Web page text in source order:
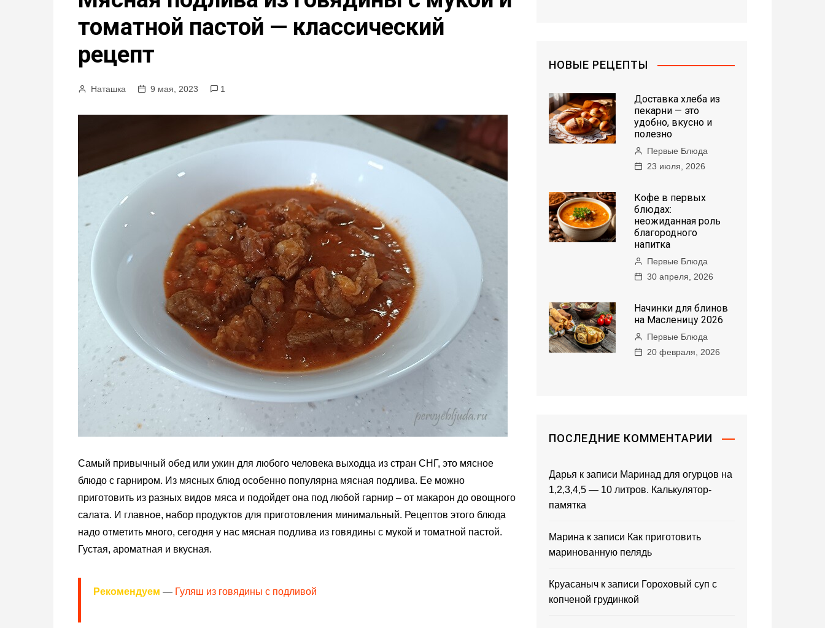
томатной пастой — классический
рецепт
Наташка 9 мая, 2023 1
Самый привычный обед или ужин для любого человека выходца из стран СНГ, это мясное
блюдо с гарниром. Из мясных блюд особенно популярна мясная подлива. Ее можно
приготовить из разных видов мяса и подойдет она под любой гарнир – от макарон до овощного
салата. И главное, набор продуктов для приготовления минимальный. Рецептов этого блюда
надо отметить много, сегодня у нас мясная подлива из говядины с мукой и томатной пастой.
Густая, ароматная и вкусная.
Рекомендуем — Гуляш из говядины с подливой
НОВЫЕ РЕЦЕПТЫ
Доставка хлеба из
пекарни — это
удобно, вкусно и
полезно
Первые Блюда
23 июля, 2026
Кофе в первых
блюдах:
неожиданная роль
благородного
напитка
Первые Блюда
30 апреля, 2026
Начинки для блинов
на Масленицу 2026
Первые Блюда
20 февраля, 2026
ПОСЛЕДНИЕ КОММЕНТАРИИ
Дарья к записи Маринад для огурцов на
1,2,3,4,5 — 10 литров. Калькулятор-
памятка
Марина к записи Как приготовить
маринованную пелядь
Круасанычк записи Гороховый суп с
копченой грудинкой